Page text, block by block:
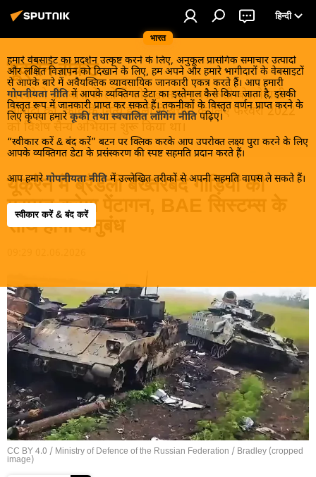
भारत
हिन्दी
हमारे वेबसाईट का प्रदर्शन उत्कृष्ट करने के लिए, अनुकूल प्रासंगिक समाचार उत्पादों
और लक्षित विज्ञापन को दिखाने के लिए, हम अपने और हमारे भागीदारों के वेबसाइटों
से आपके बारे में अवैयक्तिक व्यावसायिक जानकारी एकत्र करते हैं। आप हमारी
गोपनीयता नीति में आपके व्यक्तिगत डेटा का इस्तेमाल कैसे किया जाता है, इसकी
विस्तृत रूप में जानकारी प्राप्त कर सकते हैं। तकनीकों के विस्तृत वर्णन प्राप्त करने के
लिए कृपया हमारे कूकी तथा स्वचालित लॉगिंग नीति पढ़िए।
“स्वीकार करें & बंद करें” बटन पर क्लिक करके आप उपरोक्त लक्ष्य पुरा करने के लिए
आपके व्यक्तिगत डेटा के प्रसंस्करण की स्पष्ट सहमति प्रदान करते हैं।
आप हमारे गोपनीयता नीति में उल्लेखित तरीकों से अपनी सहमति वापस ले सकते हैं।
स्वीकार करें & बंद करें
यूक्रेन संकट
मास्को ने डोनबास के लोगों को, खास तौर पर रूसी बोलनेवाली
आबादी को, कीव के नित्य हमलों से बचाने के लिए फरवरी 2022
को विशेष सैन्य अभियान शुरू किया था।
यूक्रेन में ब्रैडली बख्तरबंद गाड़ियों की
मरम्मत करेगा पेंटागन, BAE सिस्टम्स के
साथ होगा अनुबंध
CC BY 4.0 / Ministry of Defence of the Russian Federation / Bradley (cropped
image)